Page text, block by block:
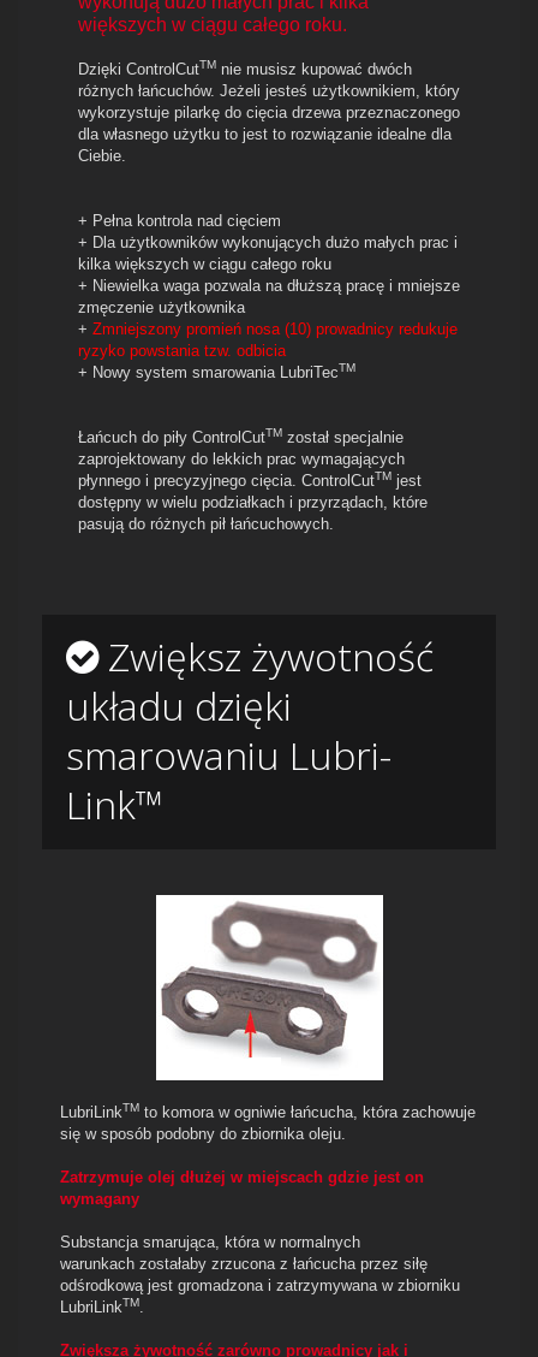
większych w ciągu całego roku.
Dzięki ControlCutTM nie musisz kupować dwóch
różnych łańcuchów. Jeżeli jesteś użytkownikiem, który
wykorzystuje pilarkę do cięcia drzewa przeznaczonego
dla własnego użytku to jest to rozwiązanie idealne dla
Ciebie.
+ Pełna kontrola nad cięciem
+ Dla użytkowników wykonujących dużo małych prac i
kilka większych w ciągu całego roku
+ Niewielka waga pozwala na dłuższą pracę i mniejsze
zmęczenie użytkownika
+ Zmniejszony promień nosa (10) prowadnicy redukuje
ryzyko powstania tzw. odbicia
+ Nowy system smarowania LubriTecTM
Łańcuch do piły ControlCutTM został specjalnie
zaprojektowany do lekkich prac wymagających
płynnego i precyzyjnego cięcia. ControlCutTM jest
dostępny w wielu podziałkach i przyrządach, które
pasują do różnych pił łańcuchowych.
Zwiększ żywotność
układu dzięki
smarowaniu Lubri-
Link™
LubriLinkTM to komora w ogniwie łańcucha, która zachowuje
się w sposób podobny do zbiornika oleju.
Zatrzymuje olej dłużej w miejscach gdzie jest on
wymagany
Substancja smarująca, która w normalnych
warunkach zostałaby zrzucona z łańcucha przez siłę
odśrodkową jest gromadzona i zatrzymywana w zbiorniku
LubriLinkTM
Zwiększa żywotność zarówno prowadnicy jak i